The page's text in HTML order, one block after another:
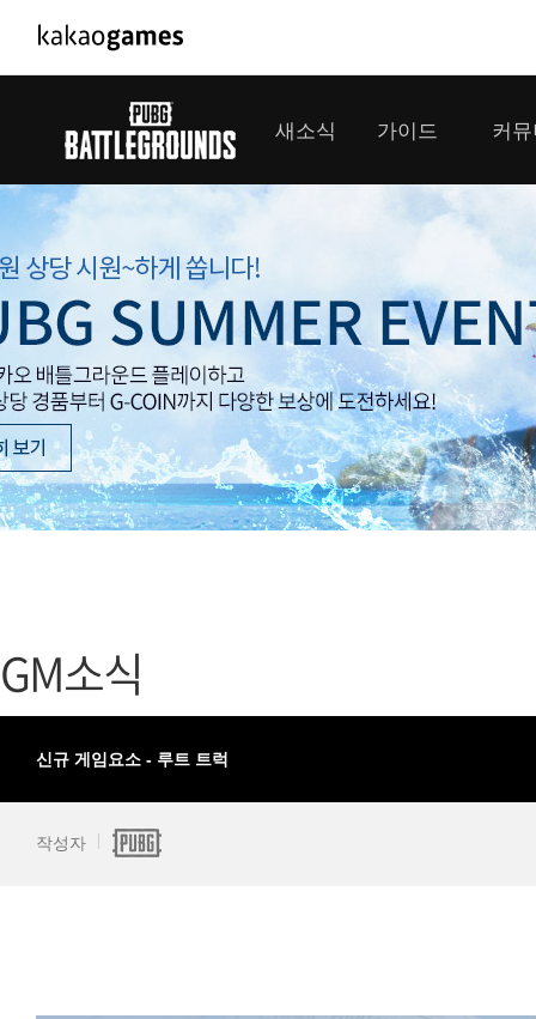
PC/모바일게임
도깨비의세계
아키에이지 워
아레스 : 라이즈 오브 가디언즈
배틀그라
패스 오브
패스 오브
모바일게임
우마무스메 프리티 더비
SMiniz
프렌즈팝콘
서비스
내정보
보안센터
새소식
이벤트
업데이트
대회소식
가이드 커
플레이
클랜
모집
GM소식
신규 게임요소 - 루트 트럭
작성자